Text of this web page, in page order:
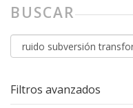
BUSCAR
Buscar
artículos
Filtros avanzados